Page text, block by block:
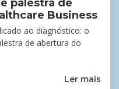
palestra de
Business
ao diagnóstico: o
de abertura do
Ler mais